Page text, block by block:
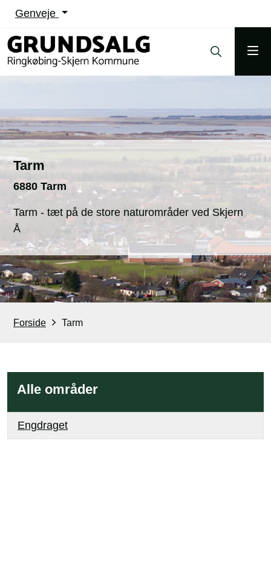
Genveje
Tarm
6880 Tarm
Tarm - tæt på de store naturområder ved Skjern
Å
Forside Tarm
Alle områder
Engdraget